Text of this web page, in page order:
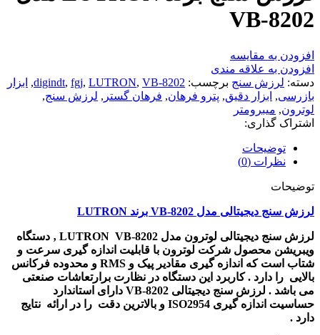
VB-8202
افزودن به مقایسه
افزودن به علاقه مندی
دسته: لرزش سنج برچسب: digindt, fgj, LUTRON, VB-8202
, ابزار
بازرسی, ابزار دقیق, پترو فرهان, فرهان گستر , لرزش سنج,
لوترون, میبرومتر
اشتراک گذاری:
توضیحات
نظرات (0)
توضیحات
لرزش سنج دیجیتالی مدل VB-8202 برند LUTRON
لرزش سنج دیجیتالی لوترون مدل LUTRON VB-8202 ‚ دستگاه
ویبریشن محصول شرکت لوترون با قابلیت اندازه گیری سرعت و
شتاب است که اندازه گیری مقادیر پیک و RMS و محدوده فرکانس
بالایی را دارد . کاربرد این دستگاه در نظارت برارتعاشات صنعتی
می باشد . لرزش سنج دیجیتالی VB-8202 دارای استاندارد
حساسیت اندازه گیری ISO2954 و بالاترین دقت را در ارائه نتایج
دارد .